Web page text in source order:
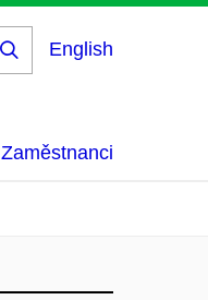
English
Zaměstnanci